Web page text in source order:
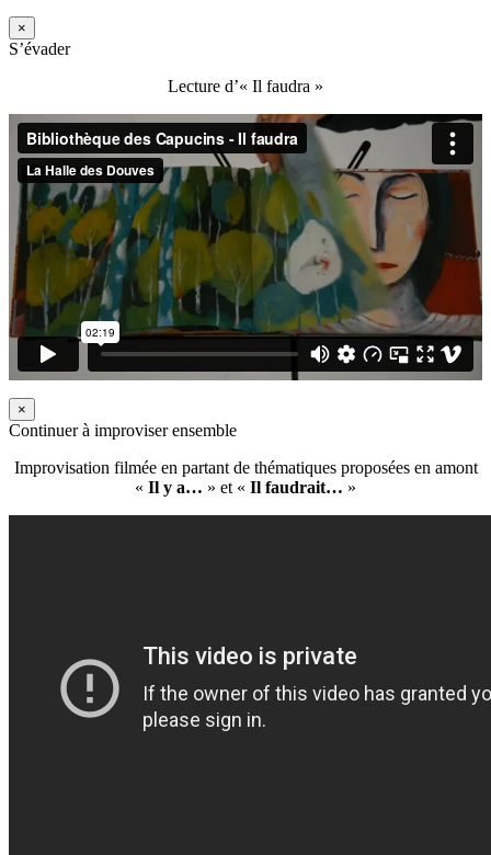
×
S’évader
Lecture d’« Il faudra »
×
Continuer à improviser ensemble
Improvisation filmée en partant de thématiques proposées en amont
« Il y a… » et « Il faudrait… »